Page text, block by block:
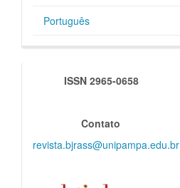
Português
indexadores
ISSN 2965-0658
Contato
revista.bjrass@unipampa.edu.br